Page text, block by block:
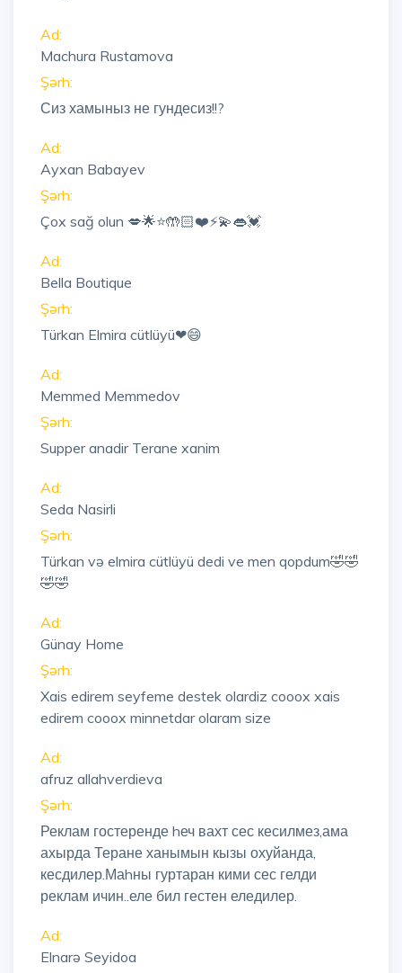
Ad:
Machura Rustamova
Şərh:
Сиз хамыныз не гундесиз!!?
Ad:
Ayxan Babayev
Şərh:
Çox sağ olun 💋🌟⭐🤲🏻❤️⚡💫👄💓
Ad:
Bella Boutique
Şərh:
Türkan Elmira cütlüyü❤😄
Ad:
Memmed Memmedov
Şərh:
Supper anadir Terane xanim
Ad:
Seda Nasirli
Şərh:
Türkan və elmira cütlüyü dedi ve men qopdum🤣🤣
🤣🤣
Ad:
Günay Home
Şərh:
Xais edirem seyfeme destek olardiz cooox xais
edirem cooox minnetdar olaram size
Ad:
afruz allahverdieva
Şərh:
Реклам гостеренде hеч вахт сес кесилмез,ама
ахырда Теране ханымын кызы охуйанда,
кесдилер.Маhны гуртаран кими сес гелди
реклам ичин..еле бил гестен еледилер.
Ad:
Elnarə Seyidoa